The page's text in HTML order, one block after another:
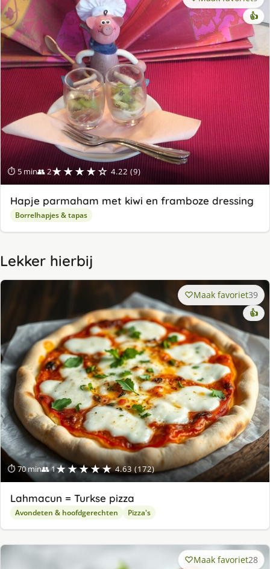
⏱ 5 min👥 2★★★★☆ 4.22 (9)
👍
Hapje parmaham met kiwi en framboze dressing
Borrelhapjes & tapas
Lekker hierbij
⏱ 70 min👥 1★★★★★ 4.63 (172)
Maak favoriet39
👍
Lahmacun = Turkse pizza
Avondeten & hoofdgerechten Pizza's
Maak favoriet28